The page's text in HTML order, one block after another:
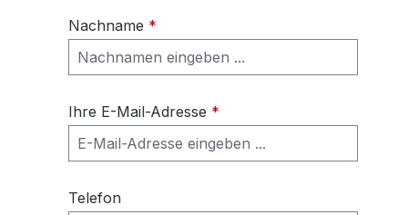
Nachname *
Ihre E-Mail-Adresse *
Telefon